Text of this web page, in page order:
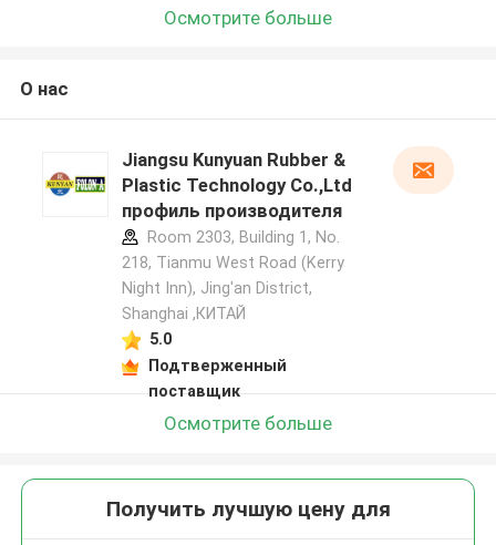
Осмотрите больше
О нас
Jiangsu Kunyuan Rubber &
Plastic Technology Co.,Ltd
профиль производителя
Room 2303, Building 1, No.
218, Tianmu West Road (Kerry
Night Inn), Jing'an District,
Shanghai ,КИТАЙ
5.0
Подтверженный
поставщик
Осмотрите больше
Получить лучшую цену для